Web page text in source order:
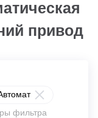
привод
фильтра